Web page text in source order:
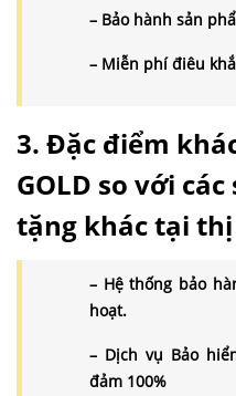
– Bảo hành sản
– Miễn phí điêu
3. Đặc điểm
GOLD so với
tặng khác tại
– Hệ thống bảo
hoạt.
– Dịch vụ Bảo
đảm 100%